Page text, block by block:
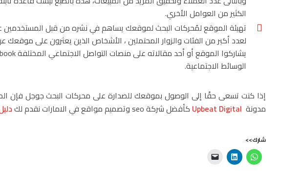
الكثير من العوامل الأخري.
تهيئة الموقع لمُحركات البحثلموقعك يساهم في نشره من قبل المستخدمين
الوسائط الاجتماعية.
إذا كنت تسعى حقًا إلى الوصول بموقعك للصدارة على محركات البحث جوجل فإن
مدونة Upbeat Digital كأفضل شركة seo وتصميم مواقع في الامارات نقدم لك
شارك>>